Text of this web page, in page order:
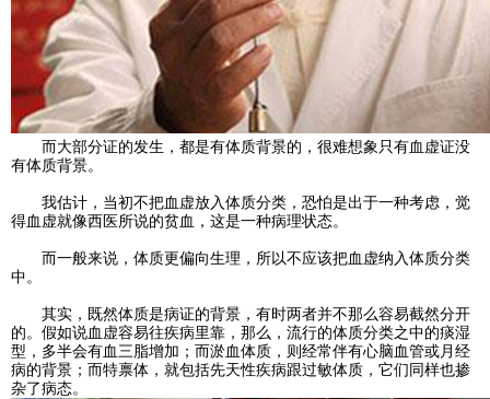
而大部分证的发生，都是有体质背景的，很难想象只有血虚证没
有体质背景。
我估计，当初不把血虚放入体质分类，恐怕是出于一种考虑，觉
得血虚就像西医所说的贫血，这是一种病理状态。
而一般来说，体质更偏向生理，所以不应该把血虚纳入体质分类
中。
其实，既然体质是病证的背景，有时两者并不那么容易截然分开
的。假如说血虚容易往疾病里靠，那么，流行的体质分类之中的痰湿
型，多半会有血三脂增加；而淤血体质，则经常伴有心脑血管或月经
病的背景；而特禀体，就包括先天性疾病跟过敏体质，它们同样也掺
杂了病态。